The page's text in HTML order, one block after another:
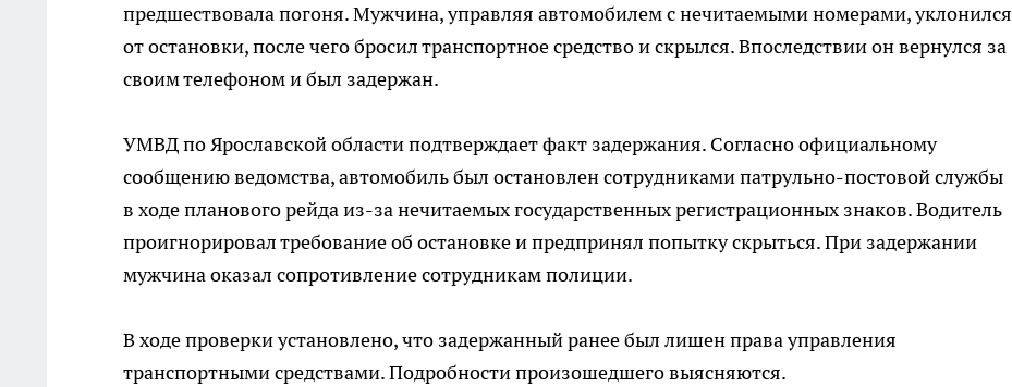
предшествовала погоня. Мужчина, управляя автомобилем с нечитаемыми номерами, уклонился
от остановки, после чего бросил транспортное средство и скрылся. Впоследствии он вернулся за
своим телефоном и был задержан.
УМВД по Ярославской области подтверждает факт задержания. Согласно официальному
сообщению ведомства, автомобиль был остановлен сотрудниками патрульно-постовой службы
в ходе планового рейда из-за нечитаемых государственных регистрационных знаков. Водитель
проигнорировал требование об остановке и предпринял попытку скрыться. При задержании
мужчина оказал сопротивление сотрудникам полиции.
В ходе проверки установлено, что задержанный ранее был лишен права управления
транспортными средствами. Подробности произошедшего выясняются.